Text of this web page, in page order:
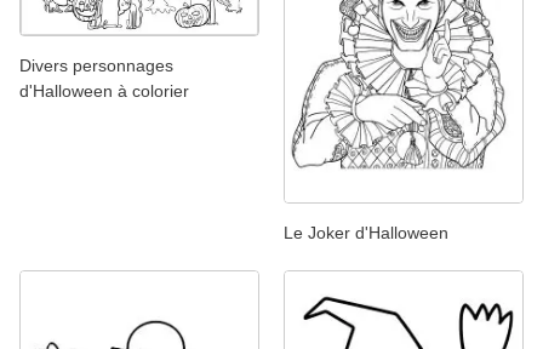
Divers personnages
d'Halloween à colorier
Le Joker d'Halloween